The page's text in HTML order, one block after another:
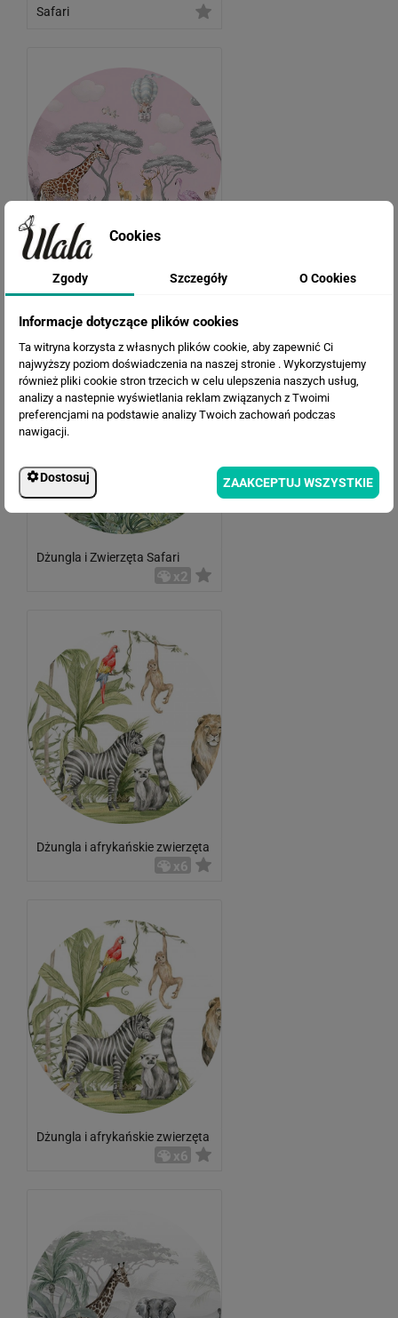
Safari
Zwierzęta w dżungli x4
Dżungla i Zwierzęta Safari
x2
Dżungla i afrykańskie zwierzęta
x6
Dżungla i afrykańskie zwierzęta
x6
Cookies
Zgody Szczegóły O Cookies
Informacje dotyczące plików cookies
Ta witryna korzysta z własnych plików cookie, aby zapewnić Ci
najwyższy poziom doświadczenia na naszej stronie . Wykorzystujemy
również pliki cookie stron trzecich w celu ulepszenia naszych usług,
analizy a nastepnie wyświetlania reklam związanych z Twoimi
preferencjami na podstawie analizy Twoich zachowań podczas
nawigacji.
Dostosuj ZAAKCEPTUJ WSZYSTKIE